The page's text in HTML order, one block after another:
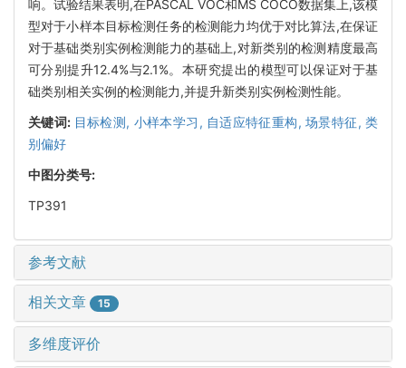
响。试验结果表明,在PASCAL VOC和MS COCO数据集上,该模
型对于小样本目标检测任务的检测能力均优于对比算法,在保证
对于基础类别实例检测能力的基础上,对新类别的检测精度最高
可分别提升12.4%与2.1%。本研究提出的模型可以保证对于基
础类别相关实例的检测能力,并提升新类别实例检测性能。
关键词: 目标检测, 小样本学习, 自适应特征重构,场景特征,类
别偏好
中图分类号:
TP391
参考文献
相关文章 15
多维度评价